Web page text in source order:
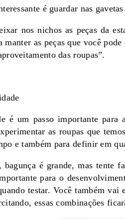
é guardar nas
nos nichos as peças da
manter as peças que você
das roupas”.
é um passo importante
as roupas que
e também para definir em
bagunça é grande, mas tente
para o
testar. Você também
essas combinações